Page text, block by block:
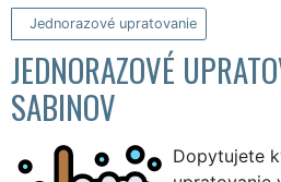
Jednorazové upratovanie
JEDNORAZOVÉ
SABINOV
Dopytujete